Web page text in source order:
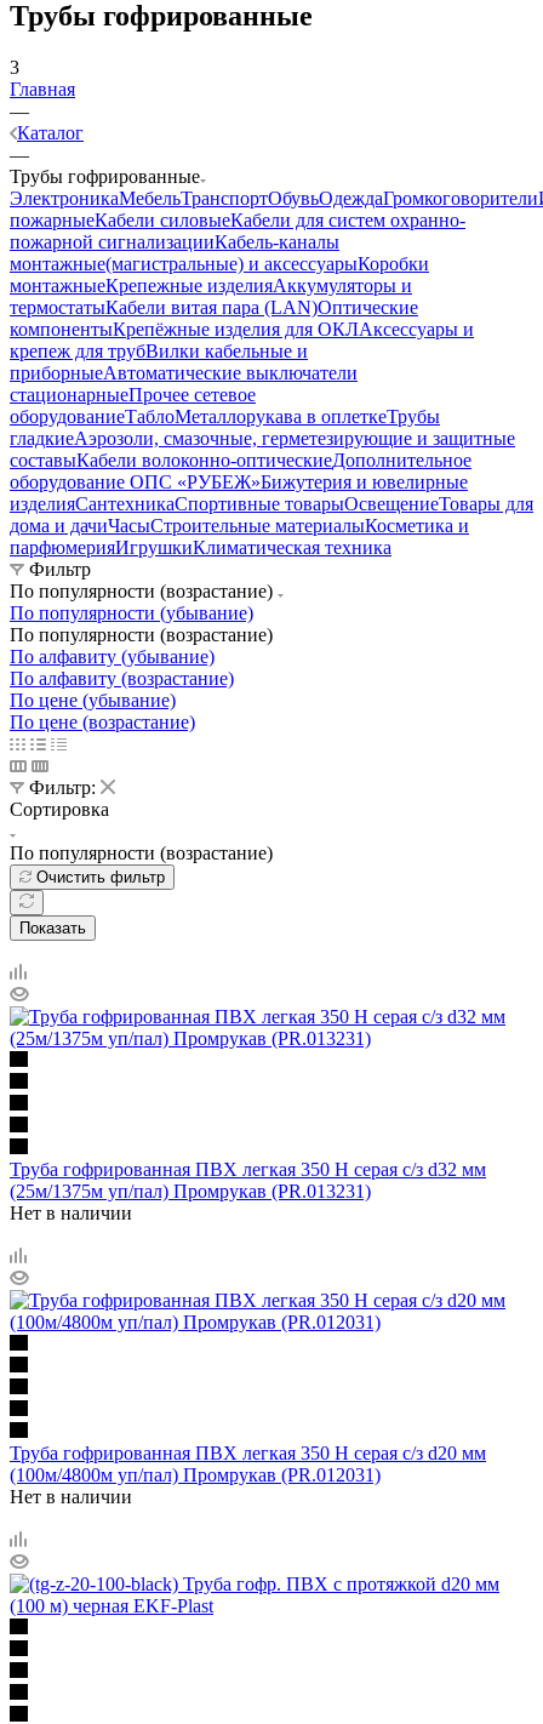
Трубы гофрированные
3
Главная
—
Каталог
—
Трубы гофрированные
ЭлектроникаМебельТранспортОбувьОдеждаГромкоговорители
пожарныеКабели силовыеКабели для систем охранно-
пожарной сигнализацииКабель-каналы
монтажные(магистральные) и аксессуарыКоробки
монтажныеКрепежные изделияАккумуляторы и
термостатыКабели витая пара (LAN)Оптические
компонентыКрепёжные изделия для ОКЛАксессуары и
крепеж для трубВилки кабельные и
приборныеАвтоматические выключатели
стационарныеПрочее сетевое
оборудованиеТаблоМеталлорукава в оплеткеТрубы
гладкиеАэрозоли, смазочные, герметезирующие и защитные
составыКабели волоконно-оптическиеДополнительное
оборудование ОПС «РУБЕЖ»Бижутерия и ювелирные
изделияСантехникаСпортивные товарыОсвещениеТовары для
дома и дачиЧасыСтроительные материалыКосметика и
парфюмерияИгрушкиКлиматическая техника
Фильтр
По популярности (возрастание)
По популярности (убывание)
По популярности (возрастание)
По алфавиту (убывание)
По алфавиту (возрастание)
По цене (убывание)
По цене (возрастание)
Фильтр:
Сортировка
По популярности (возрастание)
Очистить фильтр
Показать
Труба гофрированная ПВХ легкая 350 Н серая с/з d32 мм
(25м/1375м уп/пал) Промрукав (PR.013231)
Нет в наличии
Труба гофрированная ПВХ легкая 350 Н серая с/з d20 мм
(100м/4800м уп/пал) Промрукав (PR.012031)
Нет в наличии